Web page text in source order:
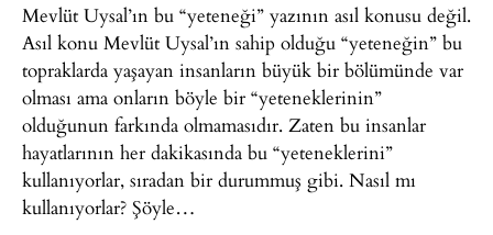
Mevlüt Uysal’ın bu “yeteneği” yazının asıl konusu değil.
Asıl konu Mevlüt Uysal’ın sahip olduğu “yeteneğin” bu
topraklarda yaşayan insanların büyük bir bölümünde var
olması ama onların böyle bir “yeteneklerinin”
olduğunun farkında olmamasıdır. Zaten bu insanlar
hayatlarının her dakikasında bu “yeteneklerini”
kullanıyorlar, sıradan bir durummuş gibi. Nasıl mı
kullanıyorlar? Şöyle…